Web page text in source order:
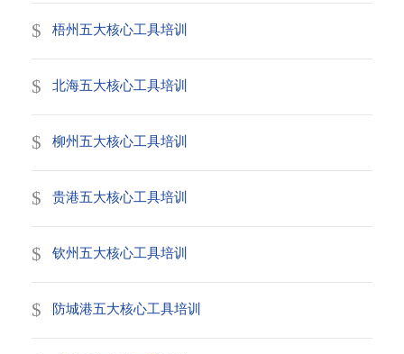
梧州五大核心工具培训
北海五大核心工具培训
柳州五大核心工具培训
贵港五大核心工具培训
钦州五大核心工具培训
防城港五大核心工具培训